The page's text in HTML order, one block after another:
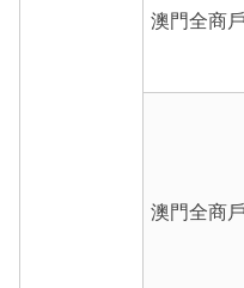
澳門全商戶
澳門全商戶